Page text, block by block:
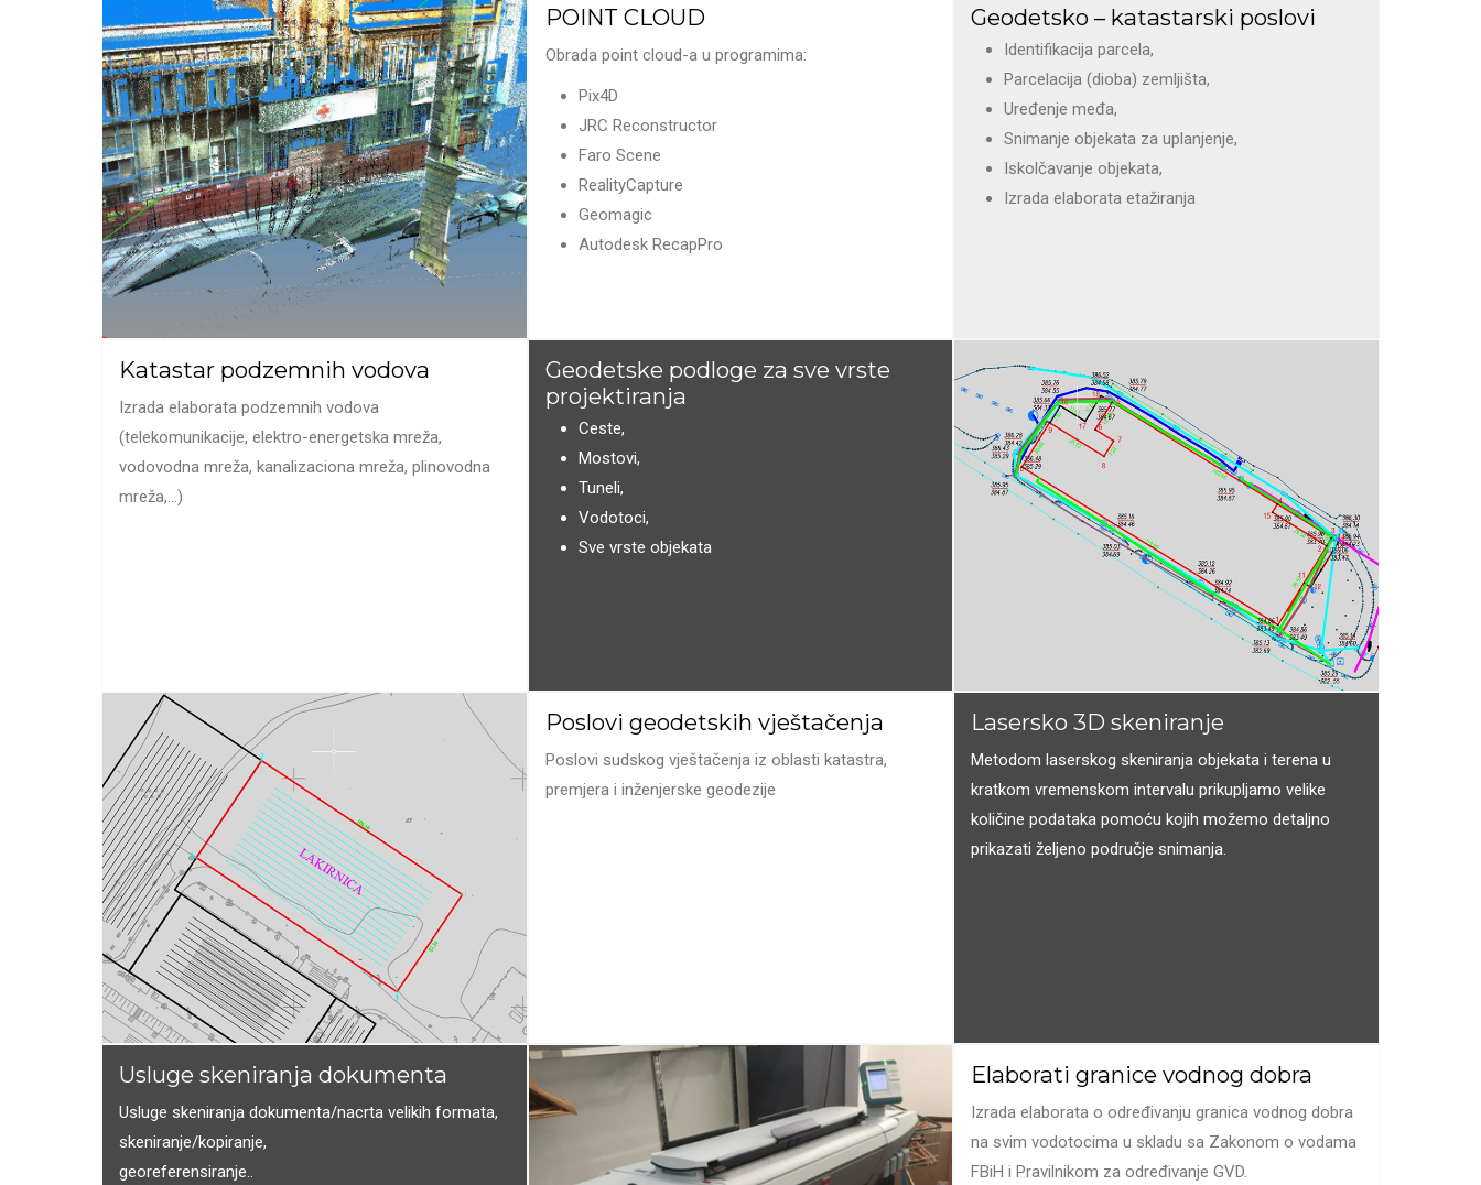
POINT CLOUD
Obrada point cloud-a u programima:
Pix4D
JRC Reconstructor
Faro Scene
RealityCapture
Geomagic
Autodesk RecapPro
Geodetsko – katastarski poslovi
Identifikacija parcela,
Parcelacija (dioba) zemljišta,
Uređenje međa,
Snimanje objekata za uplanjenje,
Iskolčavanje objekata,
Izrada elaborata etažiranja
Katastar podzemnih vodova
Izrada elaborata podzemnih vodova
(telekomunikacije, elektro-energetska mreža,
vodovodna mreža, kanalizaciona mreža, plinovodna
mreža,…)
Geodetske podloge za sve vrste
projektiranja
Ceste,
Mostovi,
Tuneli,
Vodotoci,
Sve vrste objekata
Poslovi geodetskih vještačenja
Poslovi sudskog vještačenja iz oblasti katastra,
premjera i inženjerske geodezije
Lasersko 3D skeniranje
Metodom laserskog skeniranja objekata i terena u
kratkom vremenskom intervalu prikupljamo velike
količine podataka pomoću kojih možemo detaljno
prikazati željeno područje snimanja.
Usluge skeniranja dokumenta
Usluge skeniranja dokumenta/nacrta velikih formata,
skeniranje/kopiranje,
georeferensiranje..
Elaborati granice vodnog dobra
Izrada elaborata o određivanju granica vodnog dobra
na svim vodotocima u skladu sa Zakonom o vodama
FBiH i Pravilnikom za određivanje GVD.